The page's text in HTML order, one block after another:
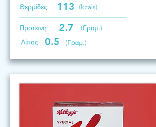
Θερμίδες 113 (kcals)
Προτεινη 2.7
(Γραμ.)
Λίπος
0.5 (Γραμ.)